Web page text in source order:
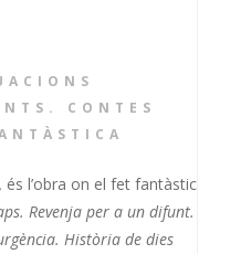
CONTES
és l’obra on el fet fantàstic
Revenja per a un difunt.
Història de dies